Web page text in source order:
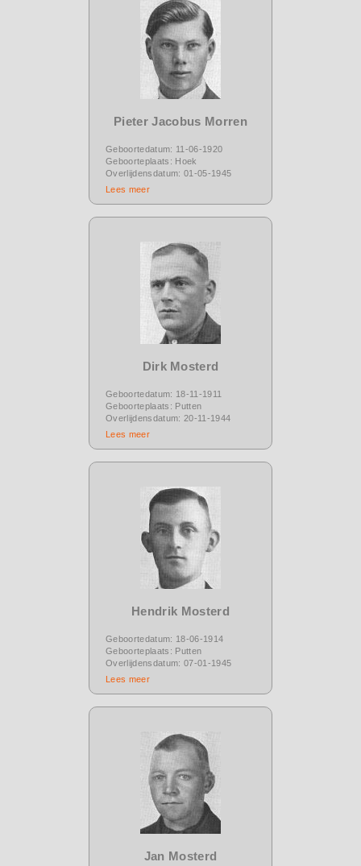
Pieter Jacobus Morren
Geboortedatum: 11-06-1920
Geboorteplaats: Hoek
Overlijdensdatum: 01-05-1945
Lees meer
Dirk Mosterd
Geboortedatum: 18-11-1911
Geboorteplaats: Putten
Overlijdensdatum: 20-11-1944
Lees meer
Hendrik Mosterd
Geboortedatum: 18-06-1914
Geboorteplaats: Putten
Overlijdensdatum: 07-01-1945
Lees meer
Jan Mosterd